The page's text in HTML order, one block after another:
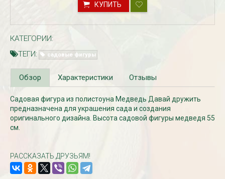
Рассада Незабудка
(Myosotis) в
контейнере p9
КУПИТЬ
КАТЕГОРИИ:
ТЕГИ:
садовые фигуры
Обзор Характеристики Отзывы
Садовая фигура из полистоуна Медведь Давай дружить
предназначена для украшения сада и создания
оригинального дизайна. Высота садовой фигуры медведя 55
см.
РАССКАЗАТЬ ДРУЗЬЯМ!